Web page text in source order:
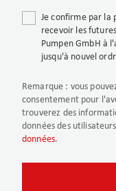
Je confirme par la
recevoir les
Pumpen GmbH à
jusqu'à nouvel
Remarque : vous
consentement pour
trouverez des
données des
données.